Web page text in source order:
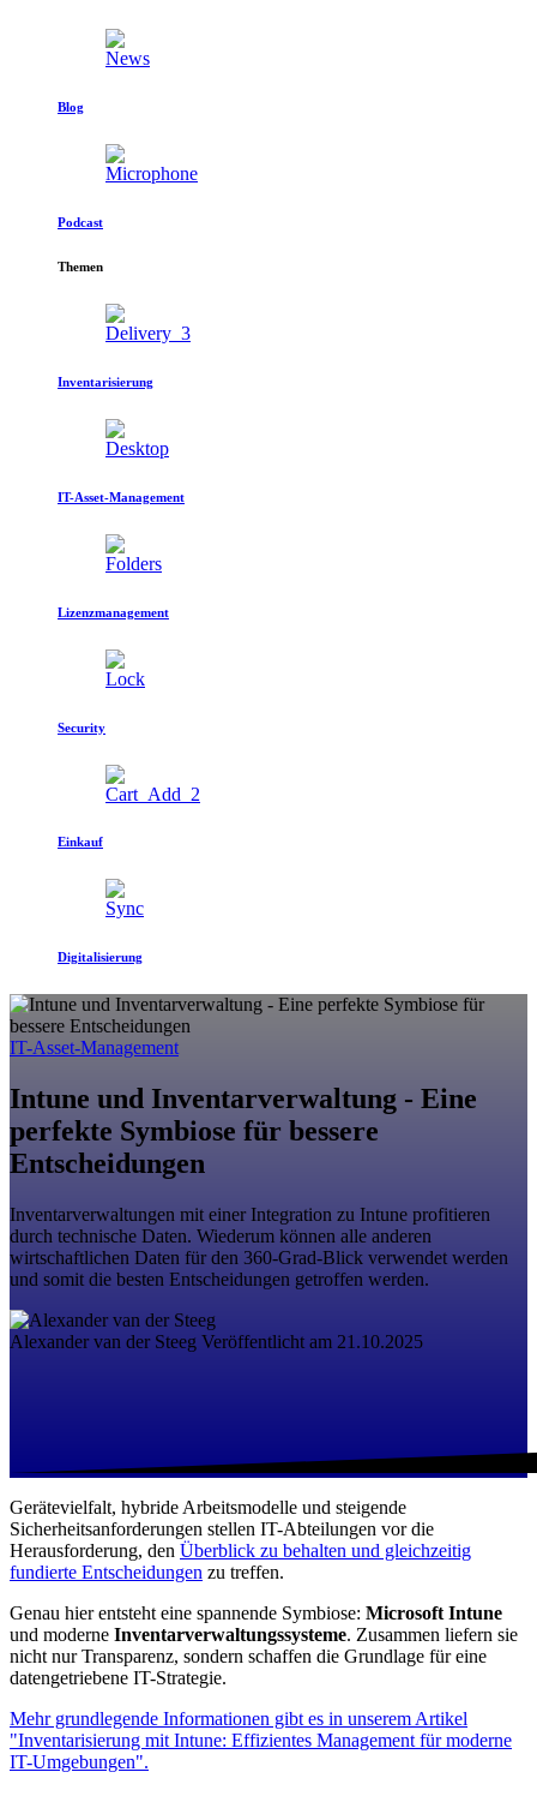
Blog
Podcast
Themen
Inventarisierung
IT-Asset-Management
Lizenzmanagement
Security
Einkauf
Digitalisierung
IT-Asset-Management
Intune und Inventarverwaltung - Eine
perfekte Symbiose für bessere
Entscheidungen
Inventarverwaltungen mit einer Integration zu Intune profitieren
durch technische Daten. Wiederum können alle anderen
wirtschaftlichen Daten für den 360-Grad-Blick verwendet werden
und somit die besten Entscheidungen getroffen werden.
Alexander van der Steeg Veröffentlicht am 21.10.2025
Gerätevielfalt, hybride Arbeitsmodelle und steigende
Sicherheitsanforderungen stellen IT-Abteilungen vor die
Herausforderung, den Überblick zu behalten und gleichzeitig
fundierte Entscheidungen zu treffen.
Genau hier entsteht eine spannende Symbiose: Microsoft Intune
und moderne Inventarverwaltungssysteme. Zusammen liefern sie
nicht nur Transparenz, sondern schaffen die Grundlage für eine
datengetriebene IT-Strategie.
Mehr grundlegende Informationen gibt es in unserem Artikel
"Inventarisierung mit Intune: Effizientes Management für moderne
IT-Umgebungen".